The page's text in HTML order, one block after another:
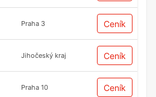
Praha 3 Ceník
Jihočeský kraj Ceník
Praha 10 Ceník